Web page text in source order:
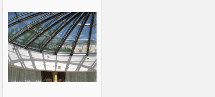
ОБЪЕКТА «РЕСТАВРАЦИЯ И
ПРИСПОСОБЛЕНИЕ ЗДАНИЙ
ДОМА №14 СТР.1 И 2 ПО УЛ.
ВОЗДВИЖЕНКА, Г. МОСКВА»